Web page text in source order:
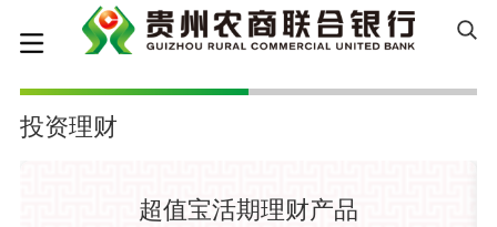
投资理财
超值宝活期理财产品